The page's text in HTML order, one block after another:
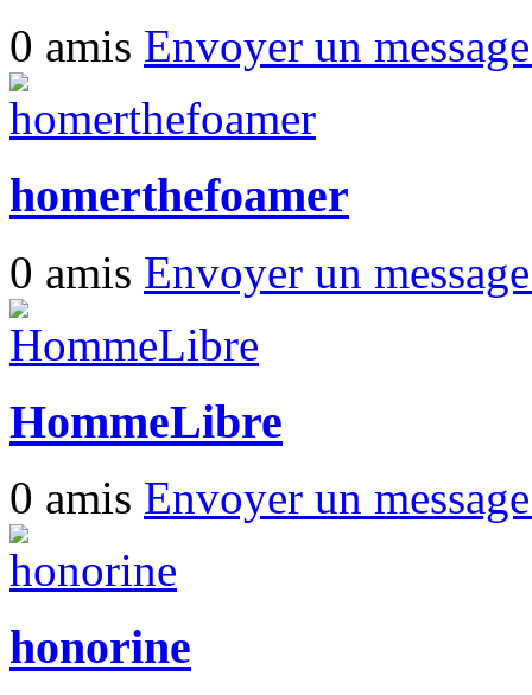
0 amis Envoyer un
homerthefoamer
0 amis Envoyer un
HommeLibre
0 amis Envoyer un
honorine